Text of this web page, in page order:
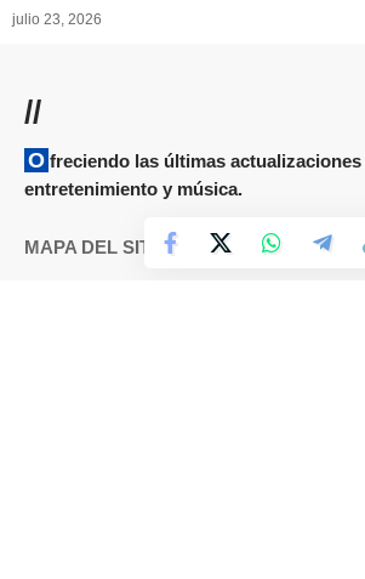
julio 23, 2026
//
Ofreciendo las últimas actualizaciones y noticias sobre
entretenimiento y música.
MAPA DEL SITIO